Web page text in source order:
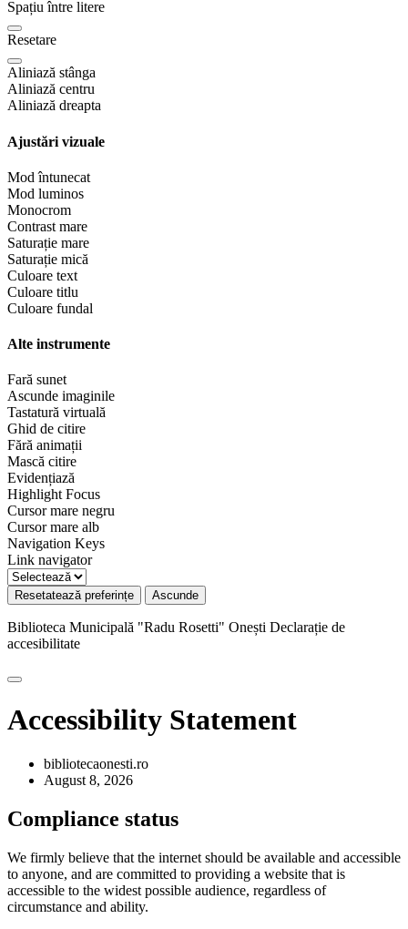
Spațiu între litere
Resetare
Aliniază stânga
Aliniază centru
Aliniază dreapta
Ajustări vizuale
Mod întunecat
Mod luminos
Monocrom
Contrast mare
Saturație mare
Saturație mică
Culoare text
Culoare titlu
Culoare fundal
Alte instrumente
Fară sunet
Ascunde imaginile
Tastatură virtuală
Ghid de citire
Fără animații
Mască citire
Evidențiază
Highlight Focus
Cursor mare negru
Cursor mare alb
Navigation Keys
Link navigator
Resetatează preferințe Ascunde
Biblioteca Municipală "Radu Rosetti" Onești Declarație de
accesibilitate
Accessibility Statement
bibliotecaonesti.ro
August 8, 2026
Compliance status
We firmly believe that the internet should be available and accessible
to anyone, and are committed to providing a website that is
accessible to the widest possible audience, regardless of
circumstance and ability.